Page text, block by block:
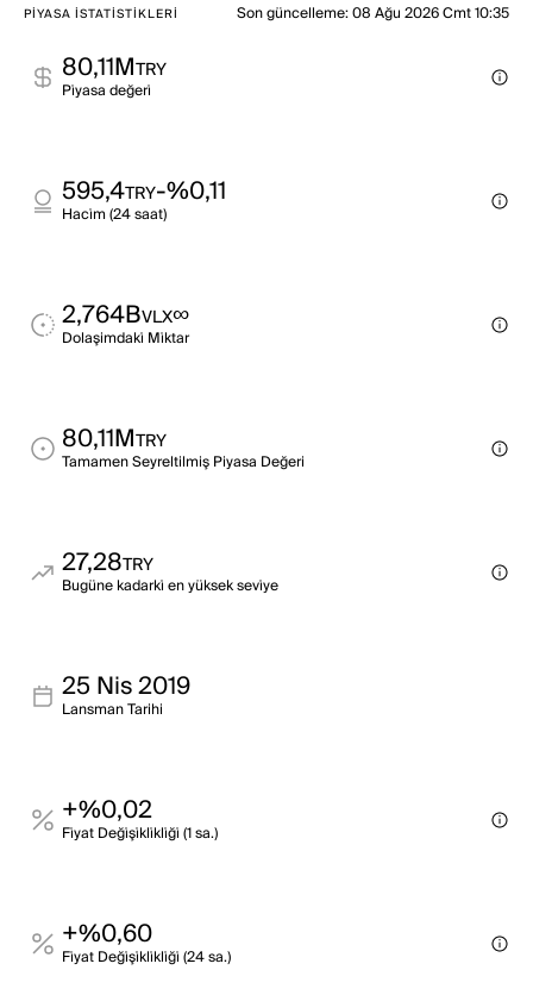
PIYASA İSTATISTIKLERI Son güncelleme:08 Ağu 2026 Cmt 10:35
80,11MTRY
Pi̇yasa değeri̇
595,4TRY-%0,11
Haci̇m (24 saat)
2,764BVLX∞
Dolaşimdaki̇ Mi̇ktar
80,11MTRY
Tamamen Seyreltilmiş Piyasa Değeri
27,28TRY
Bugüne kadarki̇ en yüksek sevi̇ye
25 Nis 2019
Lansman Tarihi
+%0,02
Fi̇yat Deği̇şi̇kli̇kli̇ği̇ (1 sa.)
+%0,60
Fi̇yat Deği̇şi̇kli̇kli̇ği̇ (24 sa.)